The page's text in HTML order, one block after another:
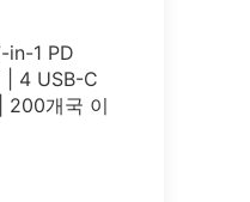
in-1 PD
| 4 USB-C
200개국 이